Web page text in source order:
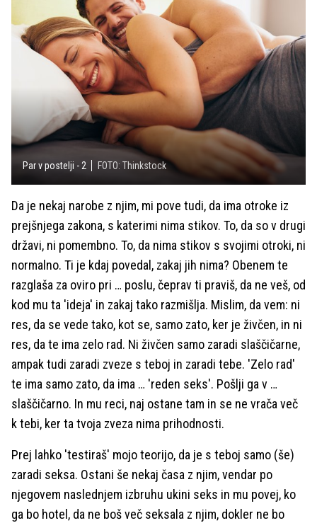
Par v postelji - 2 FOTO: Thinkstock
Da je nekaj narobe z njim, mi pove tudi, da ima otroke iz
prejšnjega zakona, s katerimi nima stikov. To, da so v drugi
državi, ni pomembno. To, da nima stikov s svojimi otroki, ni
normalno. Ti je kdaj povedal, zakaj jih nima? Obenem te
razglaša za oviro pri … poslu, čeprav ti praviš, da ne veš, od
kod mu ta 'ideja' in zakaj tako razmišlja. Mislim, da vem: ni
res, da se vede tako, kot se, samo zato, ker je živčen, in ni
res, da te ima zelo rad. Ni živčen samo zaradi slaščičarne,
ampak tudi zaradi zveze s teboj in zaradi tebe. 'Zelo rad'
te ima samo zato, da ima … 'reden seks'. Pošlji ga v …
slaščičarno. In mu reci, naj ostane tam in se ne vrača več
k tebi, ker ta tvoja zveza nima prihodnosti.
Prej lahko 'testiraš' mojo teorijo, da je s teboj samo (še)
zaradi seksa. Ostani še nekaj časa z njim, vendar po
njegovem naslednjem izbruhu ukini seks in mu povej, ko
ga bo hotel, da ne boš več seksala z njim, dokler ne bo